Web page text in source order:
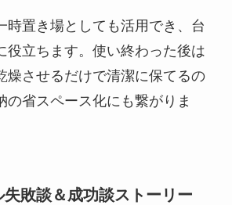
時置き場としても活用でき、台
役立ちます。使い終わった後は
燥させるだけで清潔に保てるの
の省スペース化にも繋がりま
敗談＆成功談ストーリー